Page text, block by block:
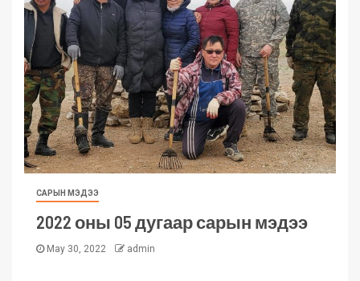
САРЫН МЭДЭЭ
2022 оны 05 дугаар сарын мэдээ
May 30, 2022 admin